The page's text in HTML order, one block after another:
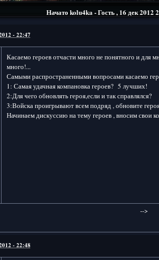
Начато kolu4ka - Гость, 16 дек 2012
- 22:47
Касаемо героев отчасти много не понятного и для
много!...
Самыми распространенными вопросами касаемо
1: Самая удачная компановка героев? 5 лучших!
2:Для чего обновлять героя,если и так справлялся?
3:Войска проигрывают всем подряд , обновите
Начинаем дискуссию на тему героев , вносим свои
-->
- 22:48